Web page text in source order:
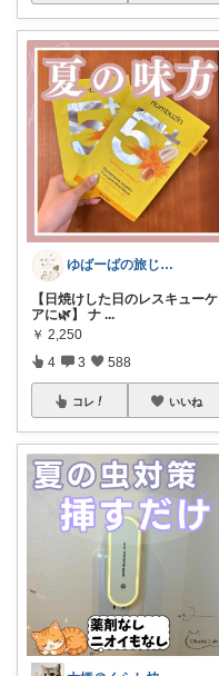
ゆばーばの旅じたく
【日焼けした日のレスキューケ
アに🌿】 ナ ...
￥ 2,250
4 3 588
コレ いいね